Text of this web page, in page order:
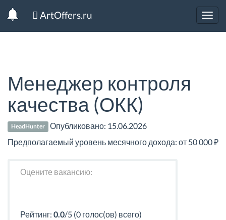
ArtOffers.ru
Менеджер контроля
качества (ОКК)
HeadHunter Опубликовано: 15.06.2026
Предполагаемый уровень месячного дохода: от 50 000 ₽
Оцените вакансию:
Рейтинг: 0.0/5 (0 голос(ов) всего)